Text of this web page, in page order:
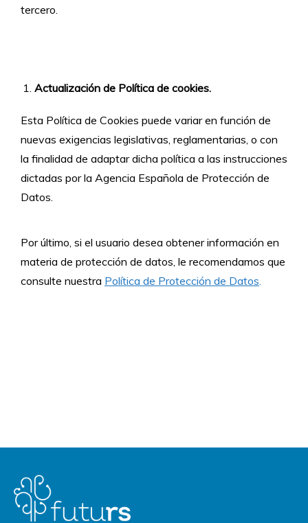
tercero.
Actualización de Política de cookies.
Esta Política de Cookies puede variar en función de
nuevas exigencias legislativas, reglamentarias, o con
la finalidad de adaptar dicha política a las instrucciones
dictadas por la Agencia Española de Protección de
Datos.
Por último, si el usuario desea obtener información en
materia de protección de datos, le recomendamos que
consulte nuestra Política de Protección de Datos.